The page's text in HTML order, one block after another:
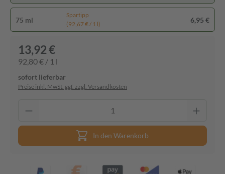
75 ml
Spartipp
(92,67 € / 1 l)
6,95 €
13,92 €
92,80 € / 1 l
sofort lieferbar
Preise inkl. MwSt. ggf. zzgl. Versandkosten
In den Warenkorb